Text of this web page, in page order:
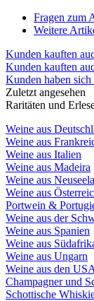
Fragen zum
Weitere
Kunden kauften
Kunden kauften
Kunden haben sich
Zuletzt angesehen
Raritäten und
Weine aus
Weine aus
Weine aus Italien
Weine aus Madeira
Weine aus
Weine aus
Portwein &
Weine aus der
Weine aus Spanien
Weine aus
Weine aus Ungarn
Weine aus den USA
Champagner und
Schottische